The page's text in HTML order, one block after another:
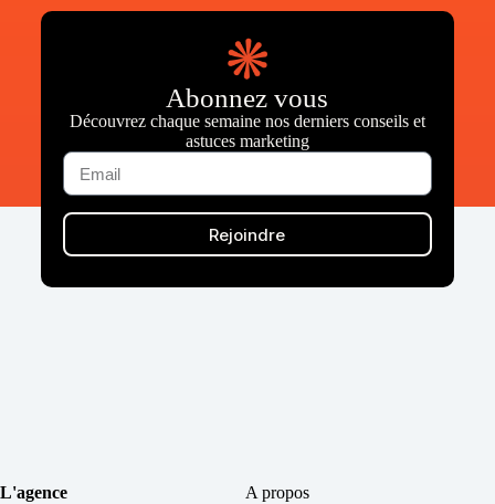
Abonnez vous
Découvrez chaque semaine nos derniers conseils et
astuces marketing
Rejoindre
L'agence A propos